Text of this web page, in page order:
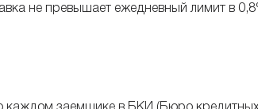
не превышает ежедневный лимит в